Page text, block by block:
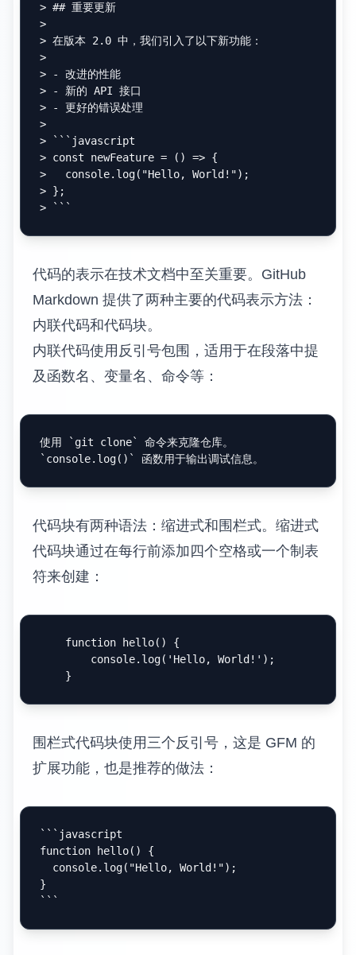
> ## 重要更新
>
> 在版本 2.0 中，我们引入了以下新功能：
>
> - 改进的性能
> - 新的 API 接口
> - 更好的错误处理
>
> ```javascript
> const newFeature = () => {
>   console.log("Hello, World!");
> };
> ```
代码的表示在技术文档中至关重要。GitHub
Markdown 提供了两种主要的代码表示方法：
内联代码和代码块。
内联代码使用反引号包围，适用于在段落中提
及函数名、变量名、命令等：
使用 `git clone`
`console.log()`
代码块有两种语法：缩进式和围栏式。缩进式
代码块通过在每行前添加四个空格或一个制表
符来创建：
    function hello() {
        console.log('Hello, World!');
围栏式代码块使用三个反引号，这是 GFM 的
扩展功能，也是推荐的做法：
```javascript
function hello() {
  console.log("Hello, World!");
}
```